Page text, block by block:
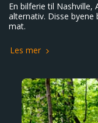
En bilferie til
alternativ. Disse
mat.
Les mer